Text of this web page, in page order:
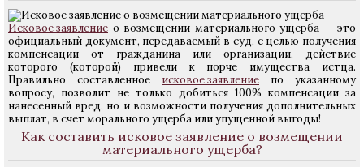
Исковое заявление о возмещении материального ущерба — это
официальный документ, передаваемый в суд, с целью получения
компенсации от гражданина или организации, действие
которого (которой) привели к порче имущества истца.
Правильно составленное исковое заявление по указанному
вопросу, позволит не только добиться 100% компенсации за
нанесенный вред, но и возможности получения дополнительных
выплат, в счет морального ущерба или упущенной выгоды!
Как составить исковое заявление о возмещении
материального ущерба?